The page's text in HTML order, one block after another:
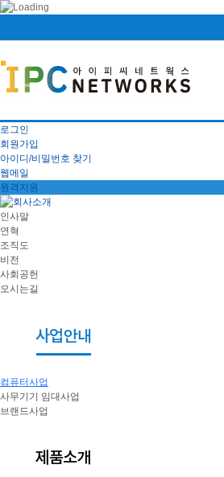
로그인
회원가입
아이디/비밀번호 찾기
웹메일
원격지원
인사말
연혁
조직도
비전
사회공헌
오시는길
컴퓨터사업
사무기기 임대사업
브랜드사업